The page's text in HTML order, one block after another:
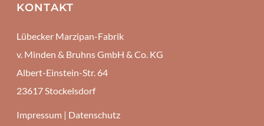
KONTAKT
Lübecker Marzipan-Fabrik
v. Minden & Bruhns GmbH & Co. KG
Albert-Einstein-Str. 64
23617 Stockelsdorf
Impressum | Datenschutz